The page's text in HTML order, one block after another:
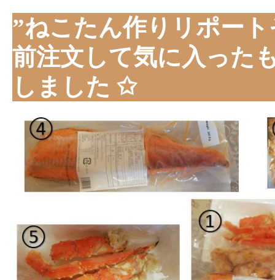
”ねこたん作りリポー
前注文して気に入った
しました ✩